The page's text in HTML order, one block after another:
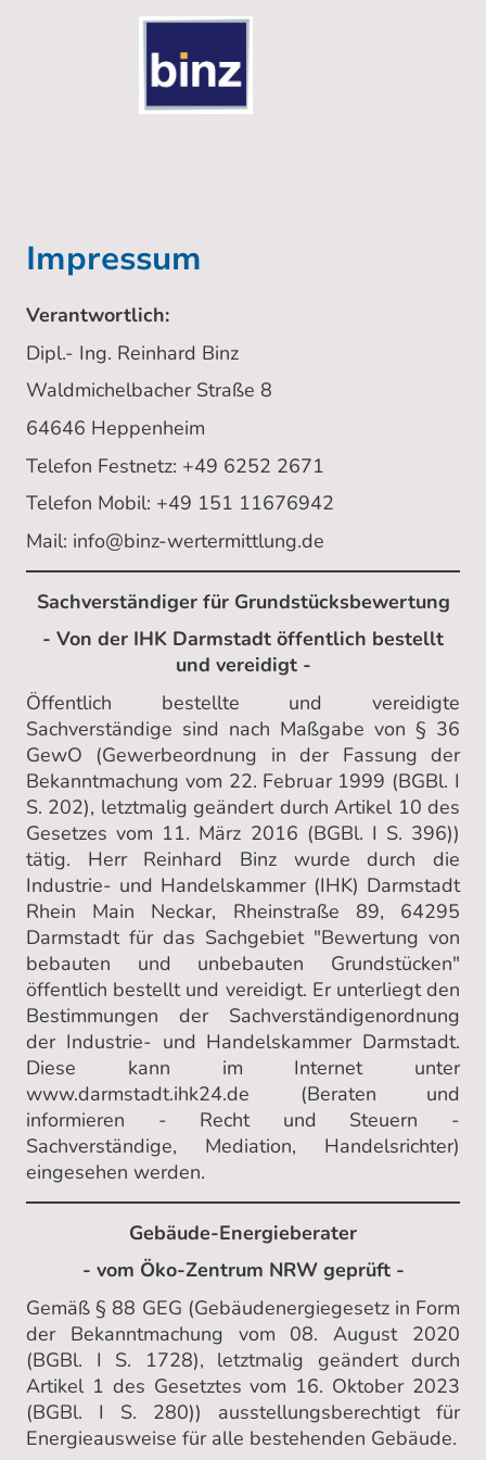
Impressum
Verantwortlich:
Dipl.- Ing. Reinhard Binz
Waldmichelbacher Straße 8
64646 Heppenheim
Telefon Festnetz: +49 6252 2671
Telefon Mobil: +49 151 11676942
Mail: info@binz-wertermittlung.de
Sachverständiger für Grundstücksbewertung
- Von der IHK Darmstadt öffentlich bestellt
und vereidigt -
Öffentlich bestellte und vereidigte
Sachverständige sind nach Maßgabe von § 36
GewO (Gewerbeordnung in der Fassung der
Bekanntmachung vom 22. Februar 1999 (BGBl. I
S. 202), letztmalig geändert durch Artikel 10 des
Gesetzes vom 11. März 2016 (BGBl. I S. 396))
tätig. Herr Reinhard Binz wurde durch die
Industrie- und Handelskammer (IHK) Darmstadt
Rhein Main Neckar, Rheinstraße 89, 64295
Darmstadt für das Sachgebiet "Bewertung von
bebauten und unbebauten Grundstücken"
öffentlich bestellt und vereidigt. Er unterliegt den
Bestimmungen der Sachverständigenordnung
der Industrie- und Handelskammer Darmstadt.
Diese kann im Internet unter
www.darmstadt.ihk24.de (Beraten und
informieren - Recht und Steuern -
Sachverständige, Mediation, Handelsrichter)
eingesehen werden.
Gebäude-Energieberater
- vom Öko-Zentrum NRW geprüft -
Gemäß § 88 GEG (Gebäudenergiegesetz in Form
der Bekanntmachung vom 08. August 2020
(BGBl. I S. 1728), letztmalig geändert durch
Artikel 1 des Gesetztes vom 16. Oktober 2023
(BGBl. I S. 280)) ausstellungsberechtigt für
Energieausweise für alle bestehenden Gebäude.